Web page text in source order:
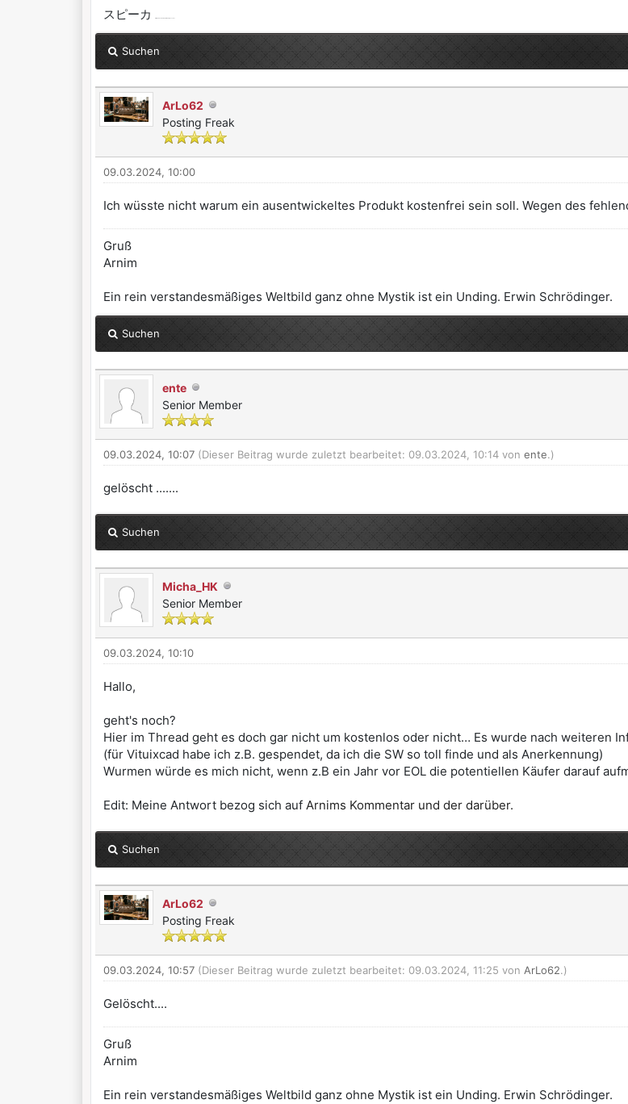
スピーカ
Suchen
ArLo62
Posting Freak
09.03.2024, 10:00
Ich wüsste nicht warum ein ausentwickeltes Produkt kostenfrei sein soll. Wegen des
Gruß
Arnim
Ein rein verstandesmäßiges Weltbild ganz ohne Mystik ist ein Unding. Erwin Schrödinger.
Suchen
ente
Senior Member
09.03.2024, 10:07 (Dieser Beitrag wurde zuletzt bearbeitet: 09.03.2024, 10:14 von ente.)
gelöscht .......
Suchen
Micha_HK
Senior Member
09.03.2024, 10:10
Hallo,
geht's noch?
Hier im Thread geht es doch gar nicht um kostenlos oder nicht… Es wurde nach weiteren
(für Vituixcad habe ich z.B. gespendet, da ich die SW so toll finde und als Anerkennung)
Wurmen würde es mich nicht, wenn z.B ein Jahr vor EOL die potentiellen Käufer darauf
Edit: Meine Antwort bezog sich auf Arnims Kommentar und der darüber.
Suchen
ArLo62
Posting Freak
09.03.2024, 10:57 (Dieser Beitrag wurde zuletzt bearbeitet: 09.03.2024, 11:25 von ArLo62.)
Gelöscht....
Gruß
Arnim
Ein rein verstandesmäßiges Weltbild ganz ohne Mystik ist ein Unding. Erwin Schrödinger.